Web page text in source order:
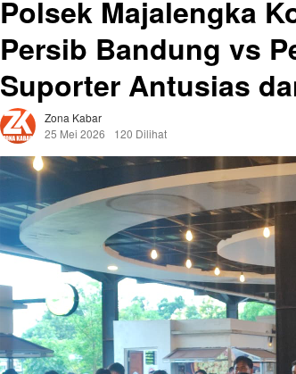
Polsek Majalengka
Persib Bandung vs
Suporter Antusias
Zona Kabar
25 Mei 2026
120 Dilihat